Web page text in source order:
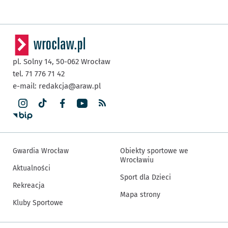
pl. Solny 14, 50-062 Wrocław
tel. 71 776 71 42
e-mail: redakcja@araw.pl
Gwardia Wrocław
Aktualności
Rekreacja
Kluby Sportowe
Obiekty sportowe we
Wrocławiu
Sport dla Dzieci
Mapa strony